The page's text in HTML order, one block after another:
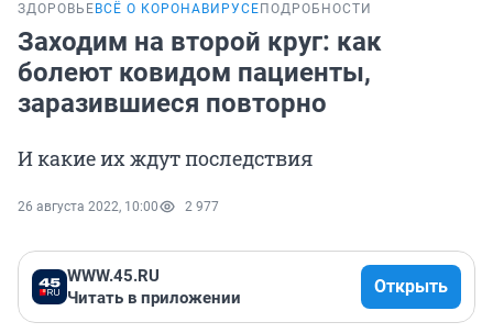
ЗДОРОВЬЕ ВСЁ О КОРОНАВИРУСЕ ПОДРОБНОСТИ
Заходим на второй круг: как
болеют ковидом пациенты,
заразившиеся повторно
И какие их ждут последствия
26 августа 2022, 10:00 2 977
WWW.45.RU
Читать в приложении
Открыть